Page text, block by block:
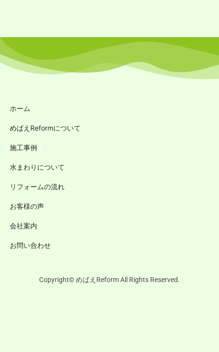
ホーム
めばえReformについて
施工事例
水まわりについて
リフォームの流れ
お客様の声
会社案内
お問い合わせ
Copyright© めばえReform All Rights Reserved.